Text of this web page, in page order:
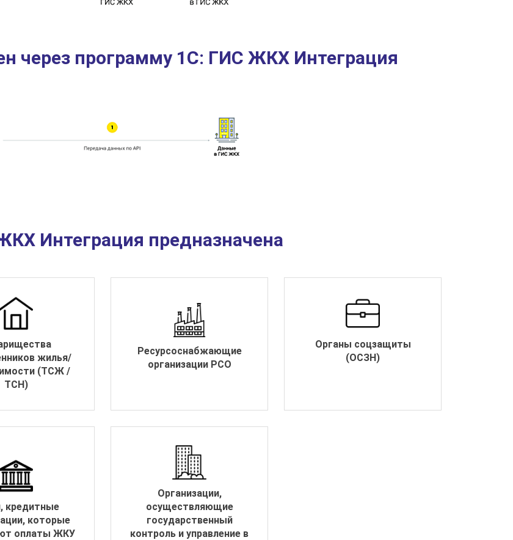
через программу 1С: ГИС ЖКХ Интеграция
Интеграция предназначена
жилья/
(ТСЖ /
ТСН)
Ресурсоснабжающие
организации РСО
Органы соцзащиты
(ОСЗН)
кредитные
которые
оплаты ЖКУ
Организации,
осуществляющие
государственный
контроль и управление в